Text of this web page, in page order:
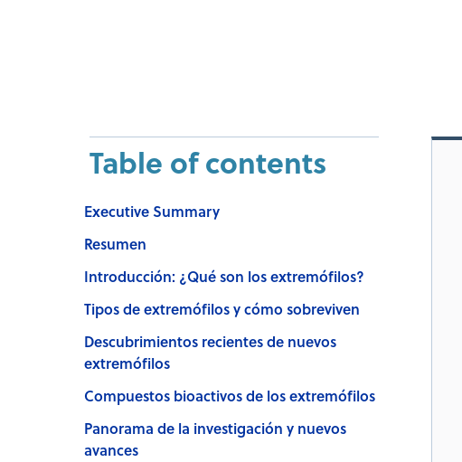
Table of contents
Executive Summary
Resumen
Introducción: ¿Qué son los extremófilos?
Tipos de extremófilos y cómo sobreviven
Descubrimientos recientes de nuevos
extremófilos
Compuestos bioactivos de los extremófilos
Panorama de la investigación y nuevos
avances